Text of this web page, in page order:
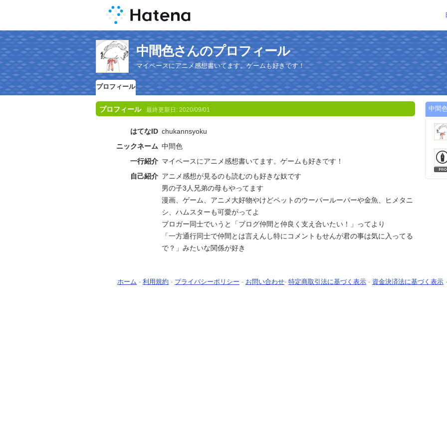
中間色さんのプロフィール
マイペースにアニメ感想書いてます。ゲームも好きです！
プロフィール
プロフィール 最終更新日: 2020/09/01
はてなID chukannsyoku
ニックネーム 中間色
一行紹介 マイペースにアニメ感想書いてます。ゲームも好きです！
自己紹介 アニメ感想が見るのも読むのも好きな奴です
男の子3人兄弟の母もやってます
漫画、ゲーム、アニメ大好物やけどペットのウーパールーパーや金魚、ヒメタニ
シ、ハムスターも可愛がってよ
ブロガー同士でいうと「ブログ仲間と仲良く支え合いたい！」ってより
「一方通行同士で仲間とは言えんし特にコメントもせんが君の事は気に入ってる
で？」みたいな関係が好き
中間
ホーム - 利用規約 - プライバシーポリシー - お問い合わせ- 特定商取引法に基づく表示 - 資金決済法に基づく表示 -